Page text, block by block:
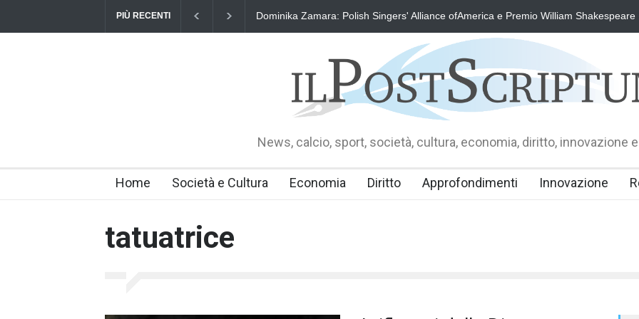
PIÙ RECENTI Dominika Zamara: Polish Singers' Alliance ofAmerica e Premio William Shakespeare
News, calcio, sport, società, cultura, economia, diritto, innovazione
Home Società e Cultura Economia Diritto Approfondimenti Innovazione
tatuatrice